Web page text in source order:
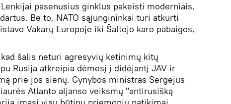
pasenusius ginklus pakeisti moderniais,
Be to, NATO sąjungininkai turi atkurti
Vakarų Europoje iki Šaltojo karo pabaigos,
šalis neturi agresyvių ketinimų kitų
Rusija atkreipia dėmesį į didėjantį JAV ir
prie jos sienų. Gynybos ministras Sergejus
Atlanto aljanso veiksmų "antirusišką